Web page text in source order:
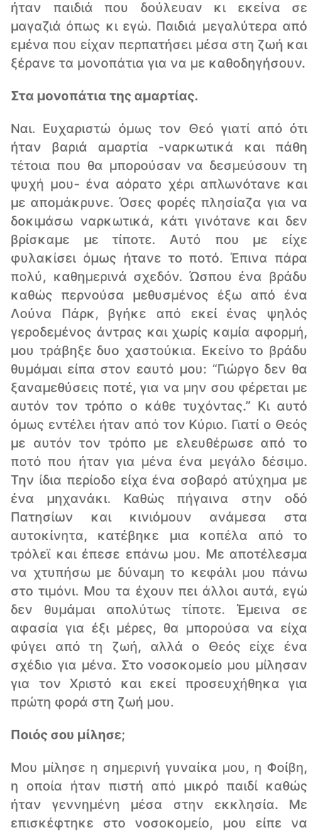
ήταν παιδιά που δούλευαν κι εκείνα σε
μαγαζιά όπως κι εγώ. Παιδιά μεγαλύτερα από
εμένα που είχαν περπατήσει μέσα στη ζωή και
ξέρανε τα μονοπάτια για να με καθοδηγήσουν.
Στα μονοπάτια της αμαρτίας.
Ναι. Ευχαριστώ όμως τον Θεό γιατί από ότι
ήταν βαριά αμαρτία -ναρκωτικά και πάθη
τέτοια που θα μπορούσαν να δεσμεύσουν τη
ψυχή μου- ένα αόρατο χέρι απλωνότανε και
με απομάκρυνε. Όσες φορές πλησίαζα για να
δοκιμάσω ναρκωτικά, κάτι γινότανε και δεν
βρίσκαμε με τίποτε. Αυτό που με είχε
φυλακίσει όμως ήτανε το ποτό. Έπινα πάρα
πολύ, καθημερινά σχεδόν. Ώσπου ένα βράδυ
καθώς περνούσα μεθυσμένος έξω από ένα
Λούνα Πάρκ, βγήκε από εκεί ένας ψηλός
γεροδεμένος άντρας και χωρίς καμία αφορμή,
μου τράβηξε δυο χαστούκια. Εκείνο το βράδυ
θυμάμαι είπα στον εαυτό μου: “Γιώργο δεν θα
ξαναμεθύσεις ποτέ, για να μην σου φέρεται με
αυτόν τον τρόπο ο κάθε τυχόντας.” Κι αυτό
όμως εντέλει ήταν από τον Κύριο. Γιατί ο Θεός
με αυτόν τον τρόπο με ελευθέρωσε από το
ποτό που ήταν για μένα ένα μεγάλο δέσιμο.
Την ίδια περίοδο είχα ένα σοβαρό ατύχημα με
ένα μηχανάκι. Καθώς πήγαινα στην οδό
Πατησίων και κινιόμουν ανάμεσα στα
αυτοκίνητα, κατέβηκε μια κοπέλα από το
τρόλεϊ και έπεσε επάνω μου. Με αποτέλεσμα
να χτυπήσω με δύναμη το κεφάλι μου πάνω
στο τιμόνι. Μου τα έχουν πει άλλοι αυτά, εγώ
δεν θυμάμαι απολύτως τίποτε. Έμεινα σε
αφασία για έξι μέρες, θα μπορούσα να είχα
φύγει από τη ζωή, αλλά ο Θεός είχε ένα
σχέδιο για μένα. Στο νοσοκομείο μου μίλησαν
για τον Χριστό και εκεί προσευχήθηκα για
πρώτη φορά στη ζωή μου.
Ποιός σου μίλησε;
Μου μίλησε η σημερινή γυναίκα μου, η Φοίβη,
η οποία ήταν πιστή από μικρό παιδί καθώς
ήταν γεννημένη μέσα στην εκκλησία. Με
επισκέφτηκε στο νοσοκομείο, μου είπε να